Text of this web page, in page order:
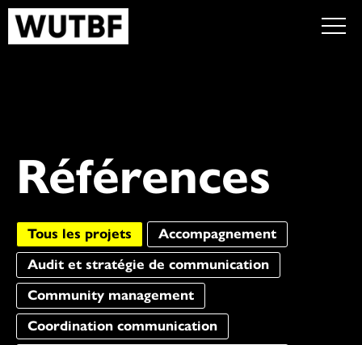
Références
Tous les projets
Accompagnement
Audit et stratégie de communication
Community management
Coordination communication